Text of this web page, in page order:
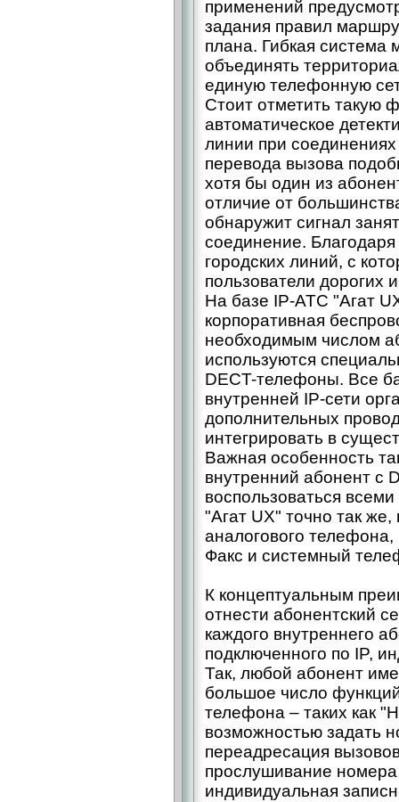
применений
задания правил
плана. Гибкая система
объединять
единую телефонную
Стоит отметить такую
автоматическое
линии при
перевода вызова
хотя бы один из
отличие от
обнаружит сигнал
соединение.
городских линий, с
пользователи дорогих
На базе IP-АТС "Агат
корпоративная
необходимым числом
используются
DECT-телефоны. Все
внутренней IP-сети
дополнительных
интегрировать в
Важная особенность
внутренний абонент с
воспользоваться
"Агат UX" точно так
аналогового
Факс и системный
К концептуальным
отнести абонентский
каждого внутреннего
подключенного по IP,
Так, любой абонент
большое число
телефона – таких как
возможностью задать
переадресация
прослушивание
индивидуальная